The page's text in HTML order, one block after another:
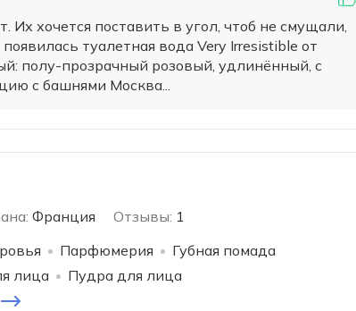
хочется поставить в угол, чтоб не смущали,
туалетная вода Very Irresistible от
полу-прозрачный розовый, удлинённый, с
с башнями Москва...
Франция Отзывы: 1
Парфюмерия
Губная помада
лица
Пудра для лица